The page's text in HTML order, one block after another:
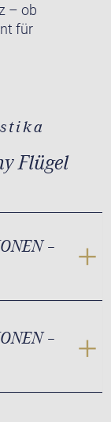
– ob
für
Flügel
–
–